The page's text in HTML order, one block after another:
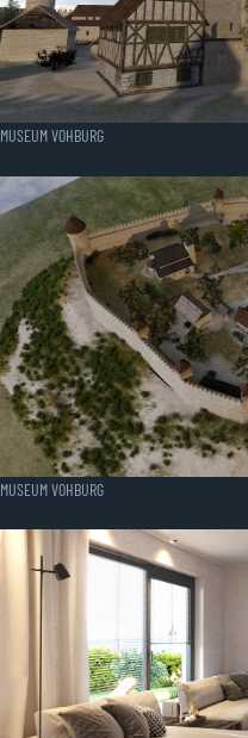
MUSEUM VOHBURG
MUSEUM VOHBURG